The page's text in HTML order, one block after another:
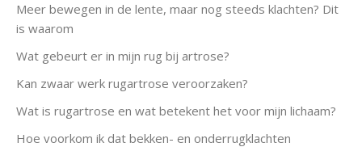
Meer bewegen in de lente, maar nog steeds klachten? Dit
is waarom
Wat gebeurt er in mijn rug bij artrose?
Kan zwaar werk rugartrose veroorzaken?
Wat is rugartrose en wat betekent het voor mijn lichaam?
Hoe voorkom ik dat bekken- en onderrugklachten